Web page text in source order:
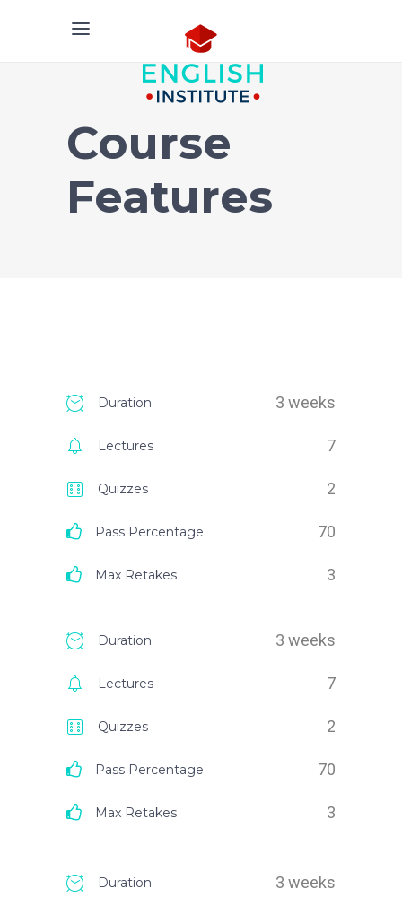
Course
Features
Duration 3 weeks
Lectures 7
Quizzes 2
Pass Percentage 70
Max Retakes 3
Duration 3 weeks
Lectures 7
Quizzes 2
Pass Percentage 70
Max Retakes 3
Duration 3 weeks